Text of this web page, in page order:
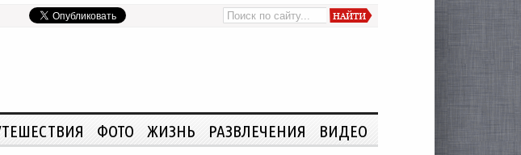
ФОТО ЖИЗНЬ РАЗВЛЕЧЕНИЯ ВИДЕО